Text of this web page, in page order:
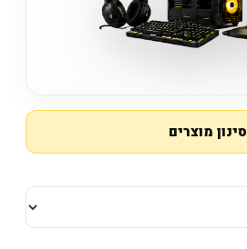
סינון מוצרים